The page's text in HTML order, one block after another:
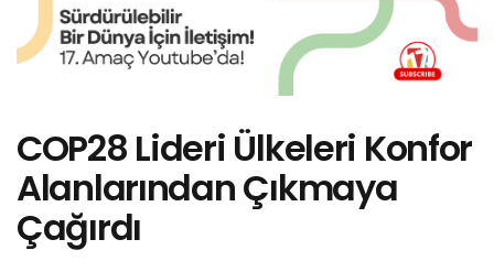
COP28 Lideri Ülkeleri Konfor
Alanlarından Çıkmaya
Çağırdı